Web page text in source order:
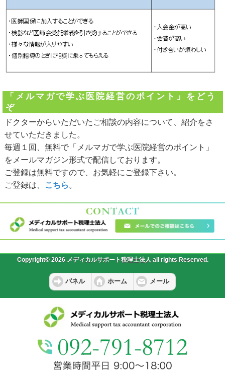
「メルマガで学ぶ医院経営のポイント」をどう
ぞ
ドクターからいただいたご相談の内容について、紹介をさ
せていただきました。
毎週１回、無料で「メルマガで学ぶ医院経営のポイント」
をメールマガジン形式で配信しております。
ご登録は無料ですので、お気軽にご登録下さい。
ご登録は、
こちら 。
Copyright© 2026 メディカルサポート税理士法人 all rights Reserved.
パネル ホーム メール